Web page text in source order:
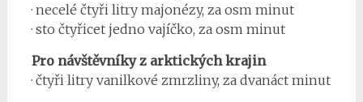
· necelé čtyři litry majonézy, za osm minut
· sto čtyřicet jedno vajíčko, za osm minut
Pro návštěvníky z arktických krajin
· čtyři litry vanilkové zmrzliny, za dvanáct minut